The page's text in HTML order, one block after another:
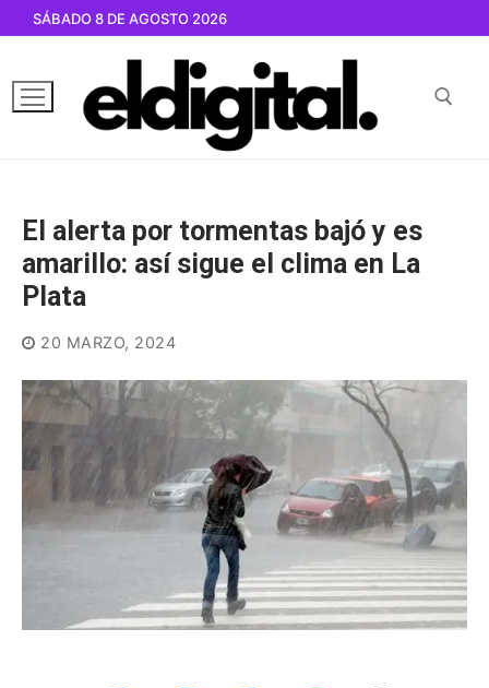
contenido
SÁBADO 8 DE AGOSTO 2026
El alerta por tormentas bajó y es
amarillo: así sigue el clima en La
Plata
20 MARZO, 2024